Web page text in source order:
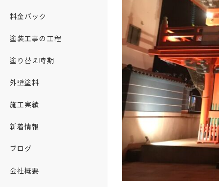
料金パック
塗装工事の工程
塗り替え時期
外壁塗料
施工実績
新着情報
ブログ
会社概要